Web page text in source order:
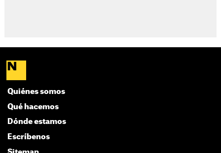
Quiénes somos
Qué hacemos
Dónde estamos
Escríbenos